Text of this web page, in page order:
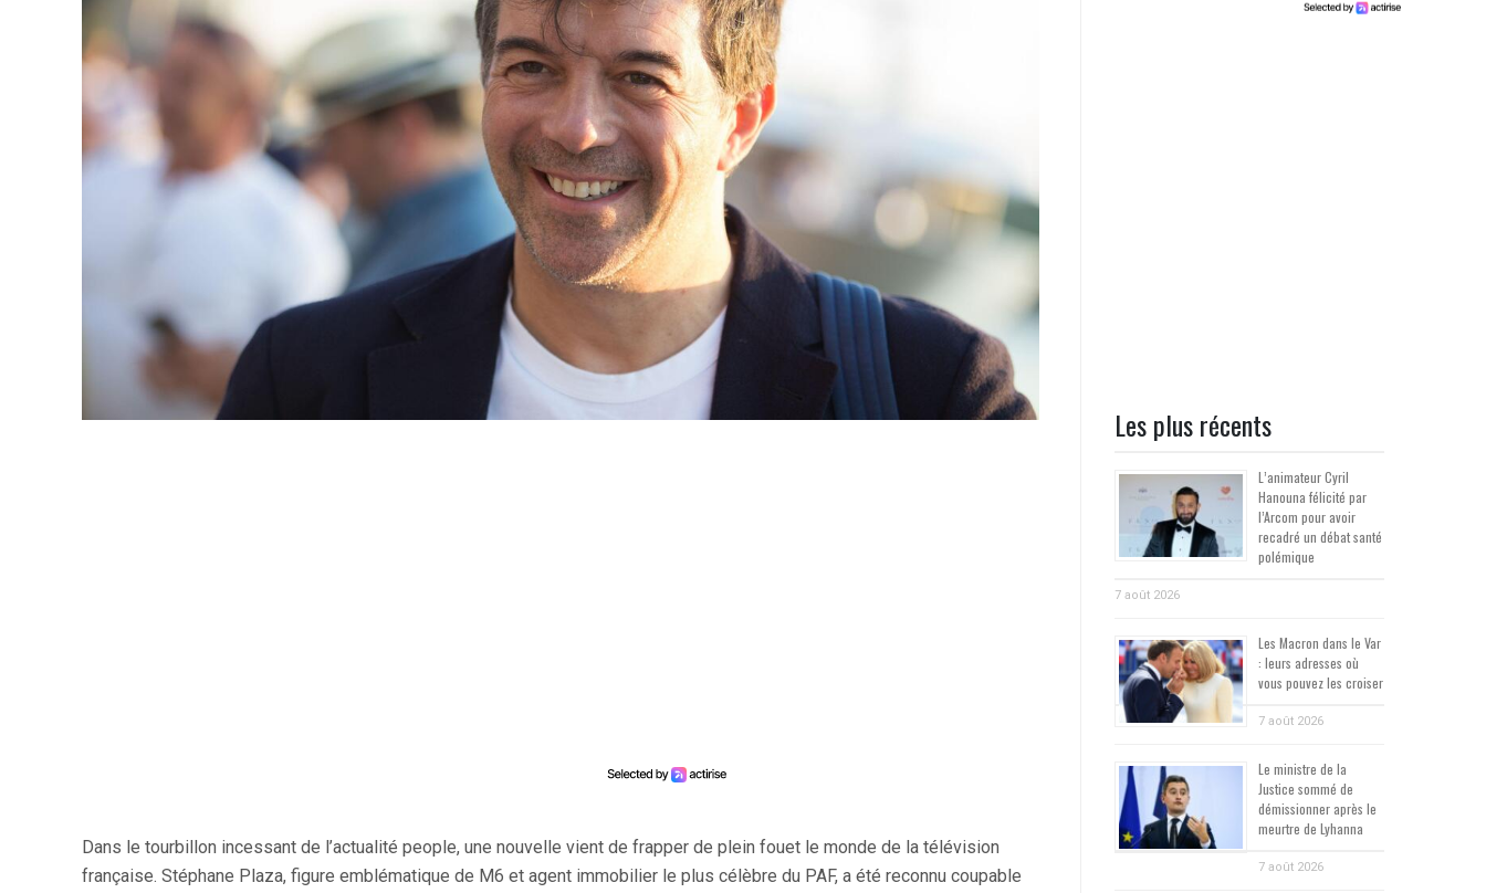
Dans le tourbillon incessant de l’actualité people, une nouvelle vient de frapper de plein fouet le monde de la télévision
française. Stéphane Plaza, figure emblématique de M6 et agent immobilier le plus célèbre du PAF, a été reconnu coupable
Les plus récents
L’animateur Cyril
Hanouna félicité par
l’Arcom pour avoir
recadré un débat santé
polémique
7 août 2026
Les Macron dans le Var
: leurs adresses où
vous pouvez les croiser
7 août 2026
Le ministre de la
Justice sommé de
démissionner après le
meurtre de Lyhanna
7 août 2026